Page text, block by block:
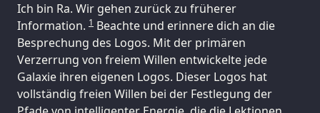
Ich bin Ra. Wir gehen zurück zu früherer
Information. 1 Beachte und erinnere dich an die
Besprechung des Logos. Mit der primären
Verzerrung von freiem Willen entwickelte jede
Galaxie ihren eigenen Logos. Dieser Logos hat
vollständig freien Willen bei der Festlegung der